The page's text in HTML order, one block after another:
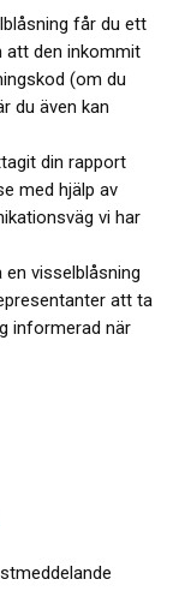
får du ett
att den inkommit
(om du
du även kan
din rapport
med hjälp av
vi har
visselblåsning
att ta
informerad när